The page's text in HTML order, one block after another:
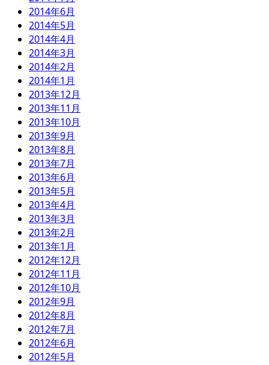
2014年6月
2014年5月
2014年4月
2014年3月
2014年2月
2014年1月
2013年12月
2013年11月
2013年10月
2013年9月
2013年8月
2013年7月
2013年6月
2013年5月
2013年4月
2013年3月
2013年2月
2013年1月
2012年12月
2012年11月
2012年10月
2012年9月
2012年8月
2012年7月
2012年6月
2012年5月